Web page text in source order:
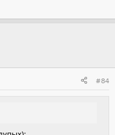
#84